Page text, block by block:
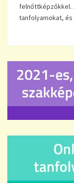
felnőttképzőkkel.
tanfolyamokat, és